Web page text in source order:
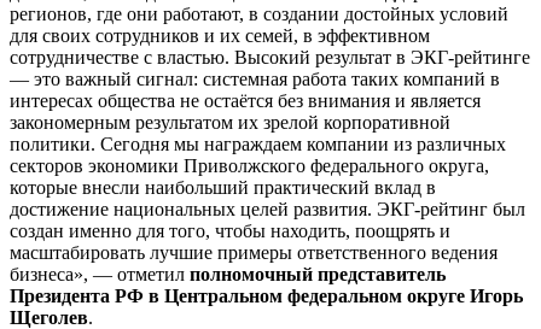
регионов, где они работают, в создании достойных условий
для своих сотрудников и их семей, в эффективном
сотрудничестве с властью. Высокий результат в ЭКГ-рейтинге
— это важный сигнал: системная работа таких компаний в
интересах общества не остаётся без внимания и является
закономерным результатом их зрелой корпоративной
политики. Сегодня мы награждаем компании из различных
секторов экономики Приволжского федерального округа,
которые внесли наибольший практический вклад в
достижение национальных целей развития. ЭКГ-рейтинг был
создан именно для того, чтобы находить, поощрять и
масштабировать лучшие примеры ответственного ведения
бизнеса», — отметил полномочный представитель
Президента РФ в Центральном федеральном округе Игорь
Щеголев.